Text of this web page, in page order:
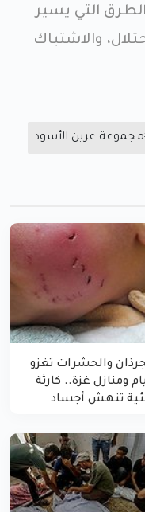
التي يسير
والاشتباك
عرين الأسود
والحشرات تغزو
ومنازل غزة.. كارثة
تنهش أجساد